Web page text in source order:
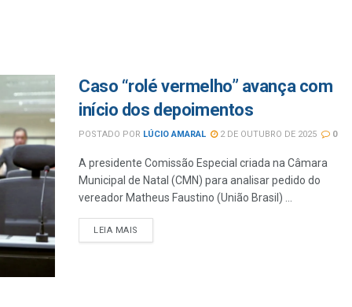
Caso “rolé vermelho” avança com
início dos depoimentos
POSTADO POR LÚCIO AMARAL 2 DE OUTUBRO DE 2025 0
A presidente Comissão Especial criada na Câmara
Municipal de Natal (CMN) para analisar pedido do
vereador Matheus Faustino (União Brasil) ...
LEIA MAIS